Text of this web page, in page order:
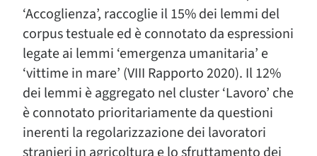
‘Accoglienza’, raccoglie il 15% dei lemmi del
corpus testuale ed è connotato da espressioni
legate ai lemmi ‘emergenza umanitaria’ e
‘vittime in mare’ (VIII Rapporto 2020). Il 12%
dei lemmi è aggregato nel cluster ‘Lavoro’ che
è connotato prioritariamente da questioni
inerenti la regolarizzazione dei lavoratori